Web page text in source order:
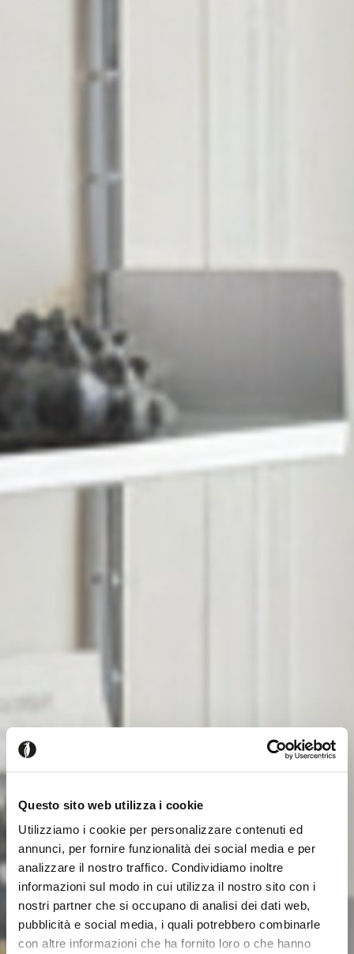
Questo sito web utilizza i cookie
Utilizziamo i cookie per personalizzare contenuti ed
annunci, per fornire funzionalità dei social media e per
analizzare il nostro traffico. Condividiamo inoltre
informazioni sul modo in cui utilizza il nostro sito con i
nostri partner che si occupano di analisi dei dati web,
pubblicità e social media, i quali potrebbero combinarle
con altre informazioni che ha fornito loro o che hanno